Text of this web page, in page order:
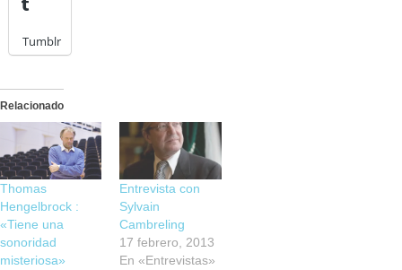
Tumblr
Relacionado
Thomas
Hengelbrock :
«Tiene una
sonoridad
misteriosa»
Entrevista con
Sylvain
Cambreling
17 febrero, 2013
En «Entrevistas»